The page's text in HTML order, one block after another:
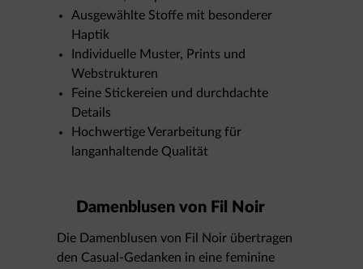
Ausgewählte Stoffe mit besonderer
Haptik
Individuelle Muster, Prints und
Webstrukturen
Feine Stickereien und durchdachte
Details
Hochwertige Verarbeitung für
langanhaltende Qualität
Damenblusen von Fil Noir
Die Damenblusen von Fil Noir übertragen
den Casual-Gedanken in eine feminine